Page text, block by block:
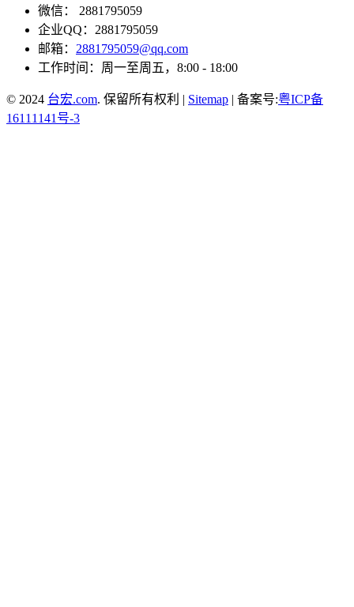
微信： 2881795059
企业QQ：2881795059
邮箱： 2881795059@qq.com
工作时间：周一至周五，8:00 - 18:00
© 2024 台宏.com. 保留所有权利 | Sitemap | 备案号:粤ICP备
16111141号-3